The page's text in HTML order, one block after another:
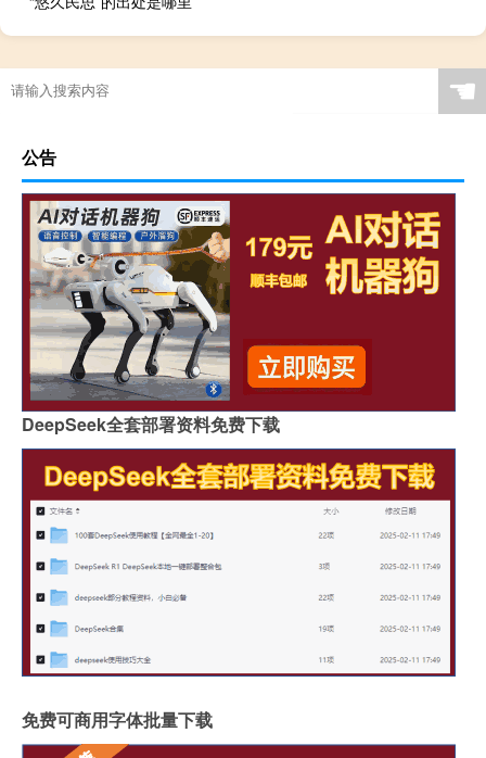
☚
公告
DeepSeek全套部署资料免费下载
免费可商用字体批量下载